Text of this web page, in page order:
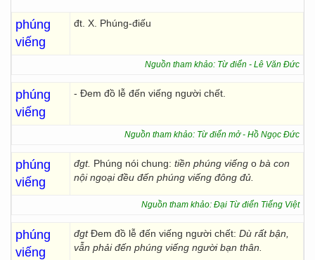
phúng
viếng
đt. X. Phúng-điếu
Nguồn tham khảo: Từ điển - Lê Văn Đức
phúng
viếng
- Đem đồ lễ đến viếng người chết.
Nguồn tham khảo: Từ điển mở - Hồ Ngọc Đức
phúng
viếng
đgt. Phúng nói chung: tiền phúng viếng o bà con
nội ngoại đều đến phúng viếng đông đủ.
Nguồn tham khảo: Đại Từ điển Tiếng Việt
phúng
viếng
đgtĐem đồ lễ đến viếng người chết: Dù rất bận,
vẫn phải đến phúng viếng người bạn thân.